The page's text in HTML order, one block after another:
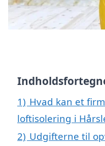
1) Hvad kan et
loftisolering i
2) Udgifterne til